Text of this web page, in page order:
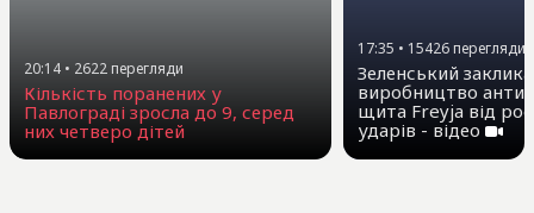
20:14 • 2622 перегляди
Кількість поранених у
Павлограді зросла до 9, серед
них четверо дітей
17:35 • 15426перегляди
Зеленський
виробництво
щита Freyja від
ударів - відео